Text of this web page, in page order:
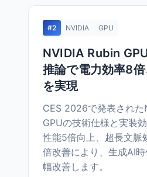
#2 NVIDIA GPU
NVIDIA Rubin
推論で電力効率8
を実現
CES 2026で発表された
GPUの技術仕様と実装
性能5倍向上、超長文脈
倍改善により、生成AI
幅改善します。